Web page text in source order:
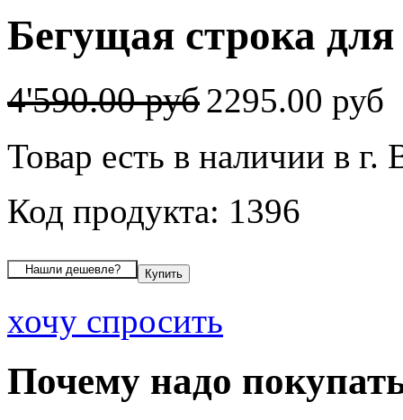
Бегущая строка
4'590.00 руб2295.00 руб
Товар есть в наличии в г.
Код продукта: 1396
хочу спросить
Почему надо